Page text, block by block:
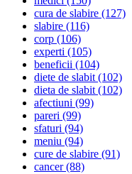
cura de slabire (127)
slabire (116)
corp (106)
experti (105)
beneficii (104)
diete de slabit(102)
dieta de slabit(102)
afectiuni (99)
pareri (99)
sfaturi (94)
meniu (94)
cure de slabire (91)
cancer(88)